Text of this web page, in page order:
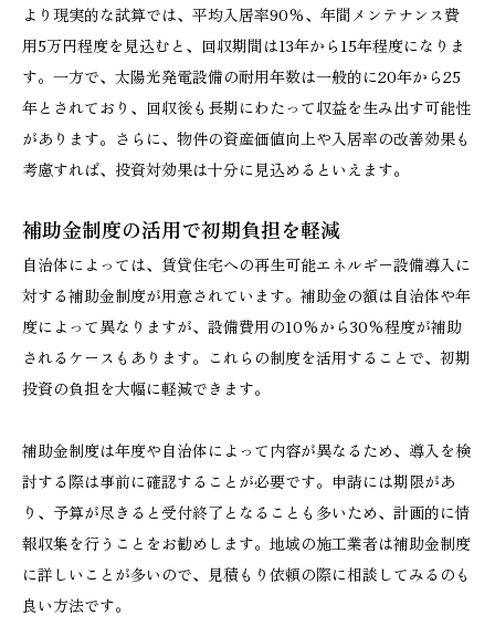
より現実的な試算では、平均入居率90%、年間メンテナンス費
用5万円程度を見込むと、回収期間は13年から15年程度になりま
す。一方で、太陽光発電設備の耐用年数は一般的に20年から25
年とされており、回収後も長期にわたって収益を生み出す可能性
があります。さらに、物件の資産価値向上や入居率の改善効果も
考慮すれば、投資対効果は十分に見込めるといえます。
補助金制度の活用で初期負担を軽減
自治体によっては、賃貸住宅への再生可能エネルギー設備導入に
対する補助金制度が用意されています。補助金の額は自治体や年
度によって異なりますが、設備費用の10%から30%程度が補助
されるケースもあります。これらの制度を活用することで、初期
投資の負担を大幅に軽減できます。
補助金制度は年度や自治体によって内容が異なるため、導入を検
討する際は事前に確認することが必要です。申請には期限があ
り、予算が尽きると受付終了となることも多いため、計画的に情
報収集を行うことをお勧めします。地域の施工業者は補助金制度
に詳しいことが多いので、見積もり依頼の際に相談してみるのも
良い方法です。